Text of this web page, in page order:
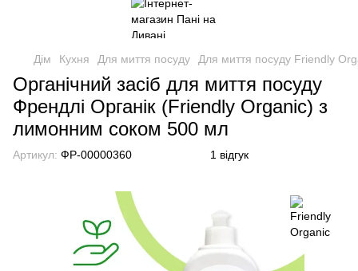
Дім Кухня Для миття посуду Для миття посуду Friendly
Органічний засіб для миття посуду
Френдлі Органік (Friendly Organic) з
лимонним соком 500 мл
Артикул: ФР-00000360 1 відгук